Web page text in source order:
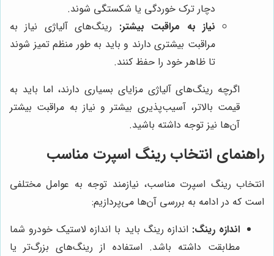
دچار ترک خوردگی یا شکستگی شوند.
نیاز به مراقبت بیشتر: رینگ‌های آلیاژی نیاز به
مراقبت بیشتری دارند و باید به طور منظم تمیز شوند
تا ظاهر خود را حفظ کنند.
اگرچه رینگ‌های آلیاژی مزایای بسیاری دارند، اما باید به
قیمت بالاتر، آسیب‌پذیری بیشتر و نیاز به مراقبت بیشتر
آن‌ها نیز توجه داشته باشید.
راهنمای انتخاب رینگ اسپرت مناسب
انتخاب رینگ اسپرت مناسب، نیازمند توجه به عوامل مختلفی
است که در ادامه به بررسی آن‌ها می‌پردازیم:
اندازه رینگ: اندازه رینگ باید با اندازه لاستیک خودرو شما
مطابقت داشته باشد. استفاده از رینگ‌های بزرگ‌تر یا